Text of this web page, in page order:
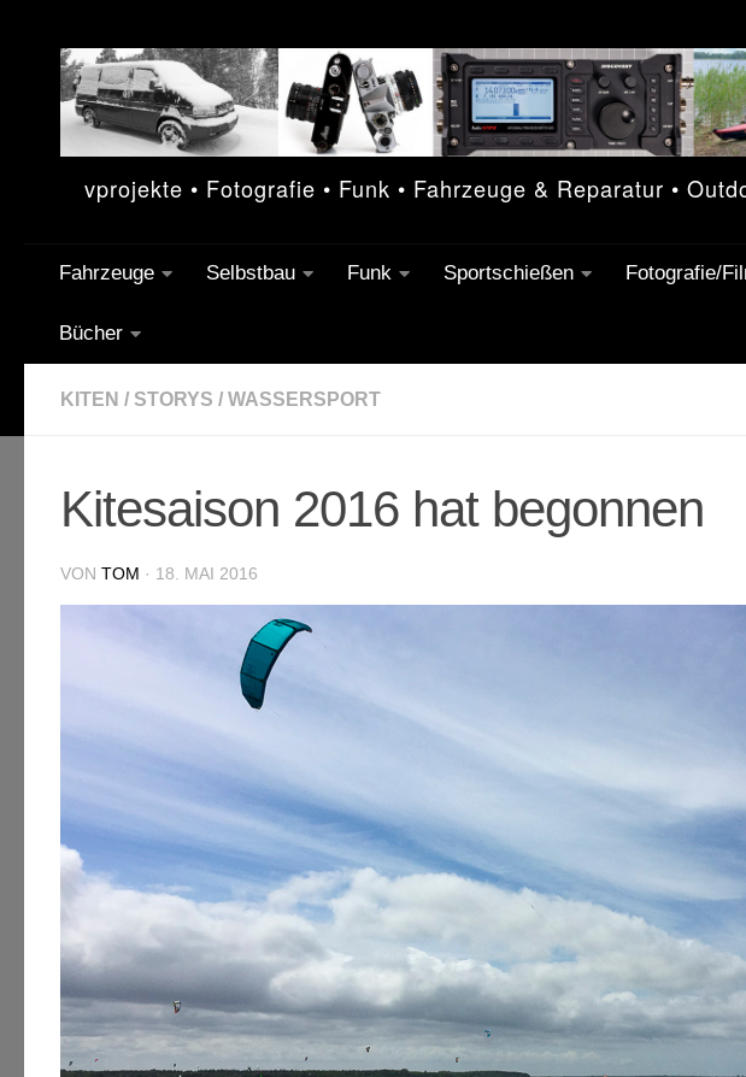
vprojekte • Fotografie • Funk • Fahrzeuge & Reparatur •
Fahrzeuge Selbstbau Funk Sportschießen Fotografie/
Bücher
KITEN / STORYS / WASSERSPORT
Kitesaison 2016 hat begonnen
VON TOM · 18. MAI 2016